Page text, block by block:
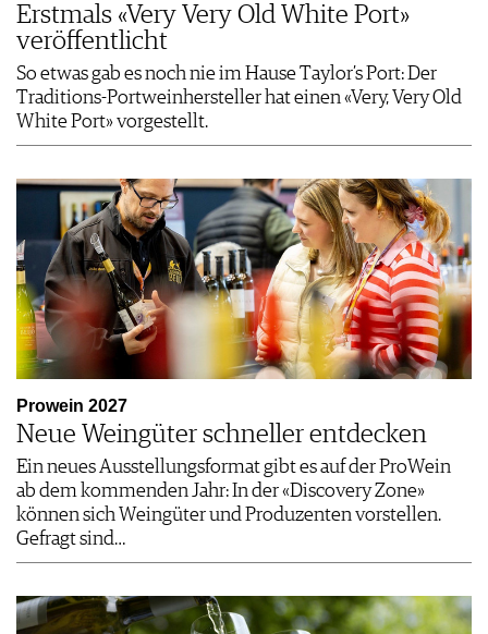
Erstmals «Very Very Old White Port»
veröffentlicht
So etwas gab es noch nie im Hause Taylor’s Port: Der
Traditions-Portweinhersteller hat einen «Very, Very Old
White Port» vorgestellt.
Prowein 2027
Neue Weingüter schneller entdecken
Ein neues Ausstellungsformat gibt es auf der ProWein
ab dem kommenden Jahr: In der «Discovery Zone»
können sich Weingüter und Produzenten vorstellen.
Gefragt sind…